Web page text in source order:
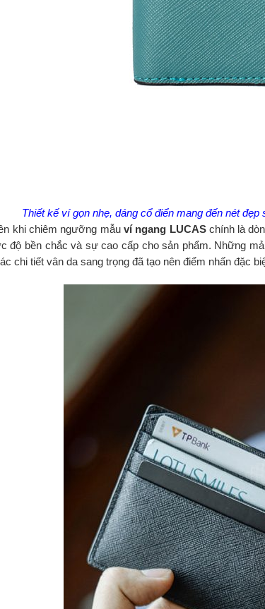
Thiết kế ví gọn nhẹ, dáng cổ điển mang đến nét đẹp
khi chiêm ngưỡng mẫu ví ngang LUCAS chính là
độ bền chắc và sự cao cấp cho sản phẩm. Những
chi tiết vân da sang trọng đã tạo nên điểm nhấn đặc